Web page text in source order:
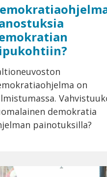
on
demokratia
painotuksilla?